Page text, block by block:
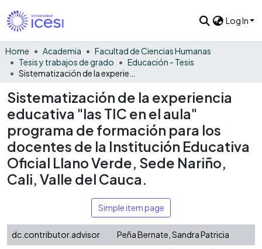
Log In
Home Academia
Facultad de Ciencias Humanas
Tesis y trabajos de grado
Educación - Tesis
Sistematización de la experiencia
educativa "las TIC en el aula"
programa de formación para los
docentes de la Institución Educativa
Oficial Llano Verde, Sede Nariño,
Cali, Valle del Cauca.
Simple item page
dc.contributor.advisor
Peña Bernate, Sandra Patricia